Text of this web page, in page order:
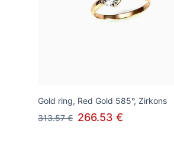
Gold ring, Red Gold 585°, Zirkons
313.57 € 266.53 €